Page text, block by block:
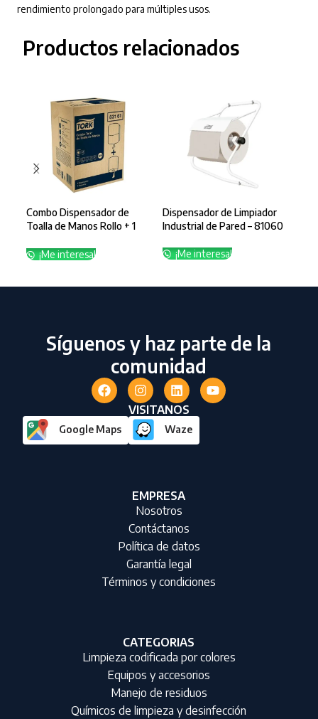
rendimiento prolongado para múltiples usos.
Productos relacionados
Combo Dispensador de
Toalla de Manos Rollo + 1
¡Me interesa!
Dispensador de Limpiador
Industrial de Pared – 81060
¡Me interesa!
Síguenos y haz parte de la
comunidad
VISITANOS
Google Maps Waze
EMPRESA
Nosotros
Contáctanos
Política de datos
Garantía legal
Términos y condiciones
CATEGORIAS
Limpieza codificada por colores
Equipos y accesorios
Manejo de residuos
Químicos de limpieza y desinfección